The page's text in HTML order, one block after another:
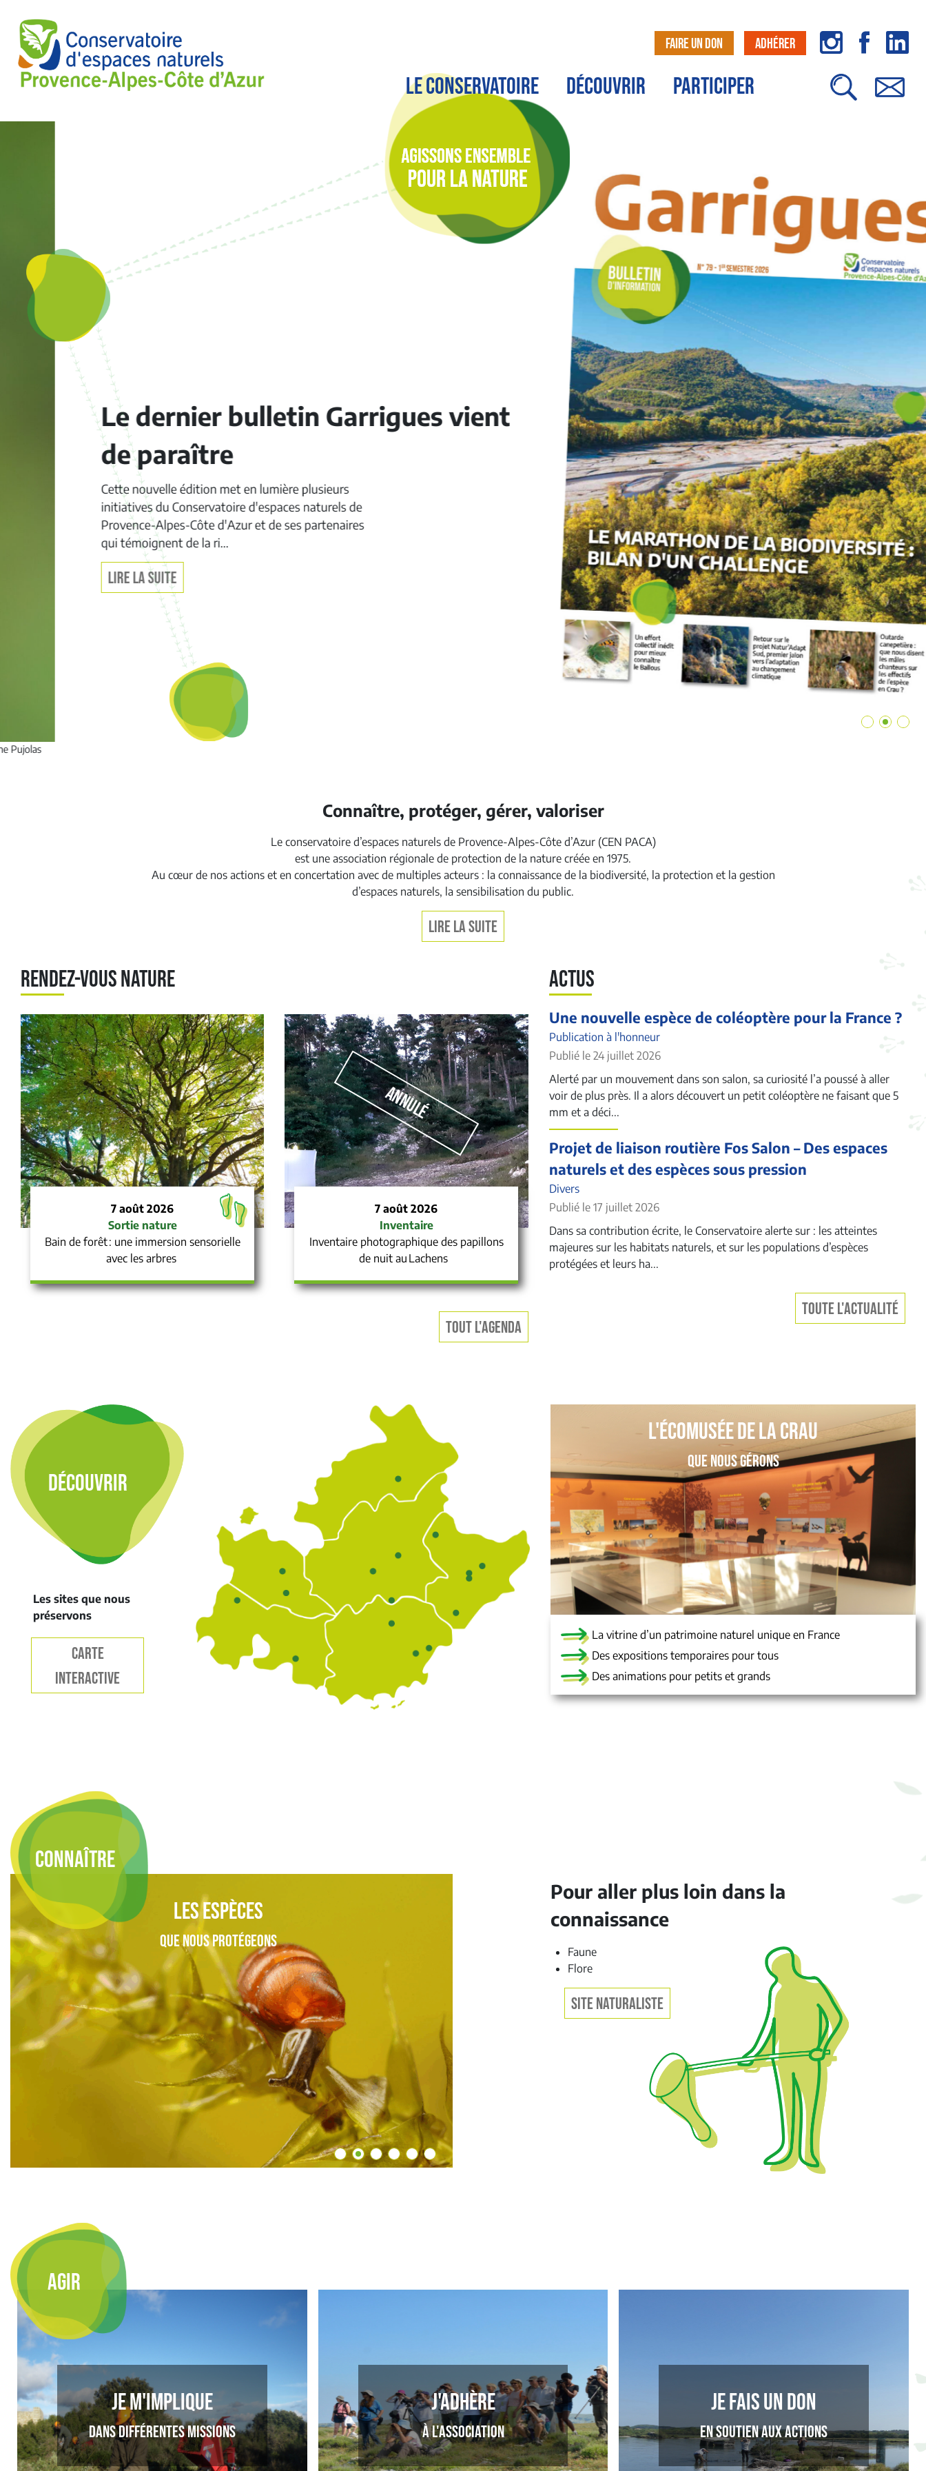
FAIRE UN DON ADHÉRER
LE CONSERVATOIRE DÉCOUVRIR PARTICIPER
Le dernier bulletin Garrigues vient
de paraître
Cette nouvelle édition met en lumière plusieurs
initiatives du Conservatoire d'espaces naturels de
Provence-Alpes-Côte d'Azur et de ses partenaires
qui témoignent de la ri...
LIRE LA SUITE
Connaître, protéger, gérer, valoriser
Le conservatoire d’espaces naturels de Provence-Alpes-Côte d’Azur (CEN PACA)
est une association régionale de protection de la nature créée en 1975.
Au cœur de nos actions et en concertation avec de multiples acteurs : la connaissance de la biodiversité, la protection et la gestion
d’espaces naturels, la sensibilisation du public.
LIRE LA SUITE
RENDEZ-VOUS NATURE
7 août 2026
Sortie nature
Bain de forêt : une immersion sensorielle
avec les arbres
Annulé
7 août 2026
Inventaire
Inventaire photographique des papillons
de nuit au Lachens
TOUT L'AGENDA
ACTUS
Une nouvelle espèce de coléoptère pour la France ?
Publication à l'honneur
Publié le 24 juillet 2026
Alerté par un mouvement dans son salon, sa curiosité l’a poussé à aller
voir de plus près. Il a alors découvert un petit coléoptère ne faisant que 5
mm et a déci...
Projet de liaison routière Fos Salon – Des espaces
naturels et des espèces sous pression
Divers
Publié le 17 juillet 2026
Dans sa contribution écrite, le Conservatoire alerte sur : les atteintes
majeures sur les habitats naturels, et sur les populations d’espèces
protégées et leurs ha...
TOUTE L'ACTUALITÉ
DÉCOUVRIR
Les sites que nous
préservons
CARTE
INTERACTIVE
L'écomusée de la crau
que nous gérons
La vitrine d’un patrimoine naturel unique en France
Des expositions temporaires pour tous
Des animations pour petits et grands
CONNAÎTRE
Les espèces
que nous protégeons
Pour aller plus loin dans la
connaissance
Faune
Flore
SITE NATURALISTE
AGIR
Je m'implique
dans différentes missions
J'adhère
à l'association
Je fais un don
en soutien aux actions